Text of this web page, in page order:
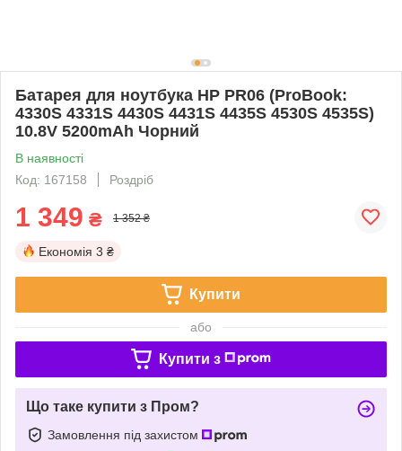
Батарея для ноутбука HP PR06 (ProBook:
4330S 4331S 4430S 4431S 4435S 4530S 4535S)
10.8V 5200mAh Чорний
В наявності
Код: 167158
Роздріб
1 349 ₴ 1 352 ₴
Економія 3 ₴
Купити
або
Купити з
Що таке купити з Пром?
Замовлення під захистом